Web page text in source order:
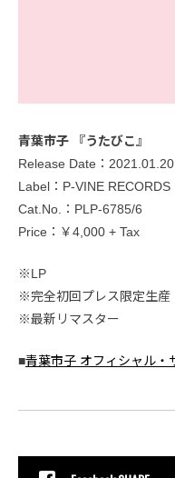
青葉市子 『うたびこ』
Release Date：
Label：P-VINE RECORDS
Cat.No.：PLP-6785/6
Price：￥4,000 + Tax
※LP
※完全初回プレス限定生産
※最新リマスター
■青葉市子 オフィシャル・